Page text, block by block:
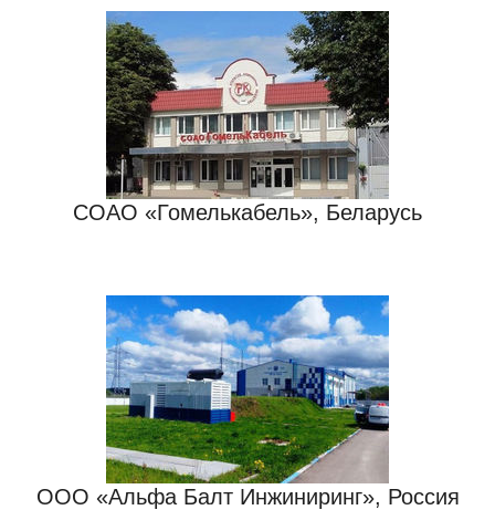
СОАО «Гомелькабель», Беларусь
ООО «Альфа Балт Инжиниринг», Россия